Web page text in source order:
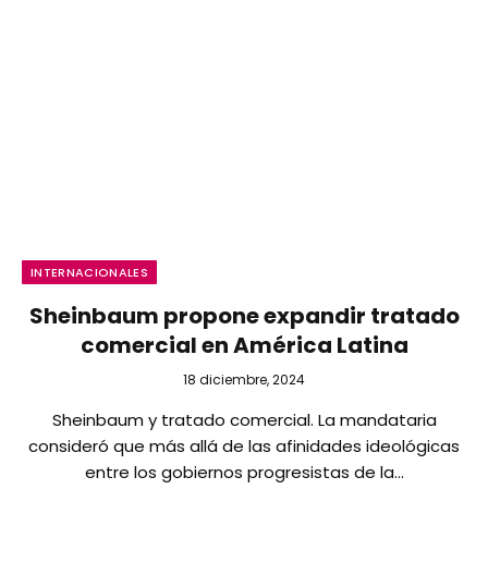
INTERNACIONALES
Sheinbaum propone expandir tratado
comercial en América Latina
18 diciembre, 2024
Sheinbaum y tratado comercial. La mandataria
consideró que más allá de las afinidades ideológicas
entre los gobiernos progresistas de la…